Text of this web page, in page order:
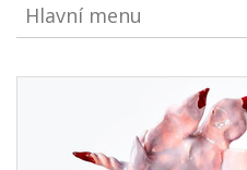
Hlavní menu